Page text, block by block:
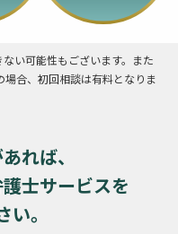
い可能性もございます。また
合、初回相談は有料となりま
れば、
士サービスを
。